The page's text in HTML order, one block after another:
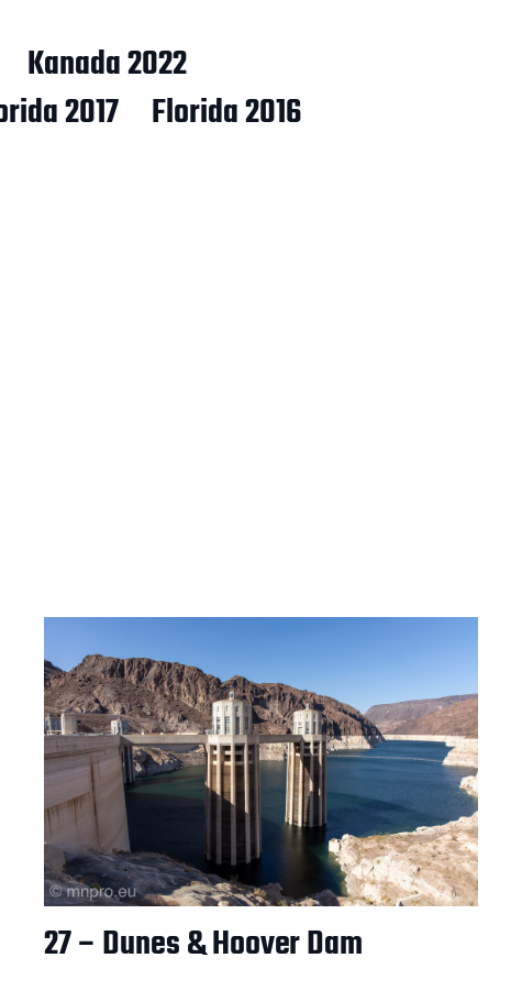
Kanada 2022
2017
Florida 2016
27 – Dunes & Hoover Dam